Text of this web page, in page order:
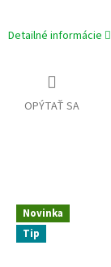
Detailné informácie
OPÝTAŤ SA
Novinka
Tip